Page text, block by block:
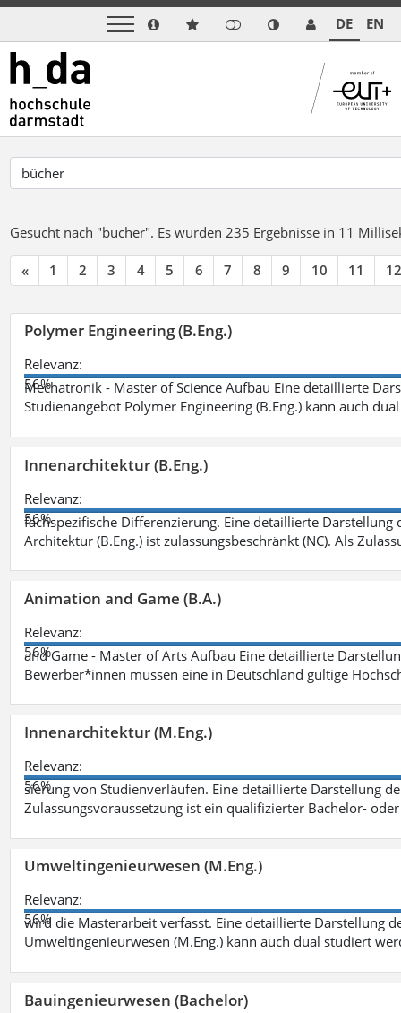
DE EN
Gesucht nach "bücher". Es wurden 235 Ergebnisse in 11
« 1 2 3 4 5 6 7 8 9 10 11 12
Polymer Engineering (B.Eng.)
Relevanz:
56%
Mechatronik - Master of Science Aufbau Eine detaillierte
Studienangebot Polymer Engineering (B.Eng.) kann auch
Innenarchitektur (B.Eng.)
Relevanz:
56%
fachspezifische Differenzierung. Eine detaillierte
Architektur (B.Eng.) ist zulassungsbeschränkt (NC). Als
Animation and Game (B.A.)
Relevanz:
56%
and Game - Master of Arts Aufbau Eine detaillierte
Bewerber*innen müssen eine in Deutschland gültige
Innenarchitektur (M.Eng.)
Relevanz:
56%
sierung von Studienverläufen. Eine detaillierte Darstellung
Zulassungsvoraussetzung ist ein qualifizierter Bachelor-
Umweltingenieurwesen (M.Eng.)
Relevanz:
56%
wird die Masterarbeit verfasst. Eine detaillierte Darstellung
Umweltingenieurwesen (M.Eng.) kann auch dual studiert
Bauingenieurwesen (Bachelor)